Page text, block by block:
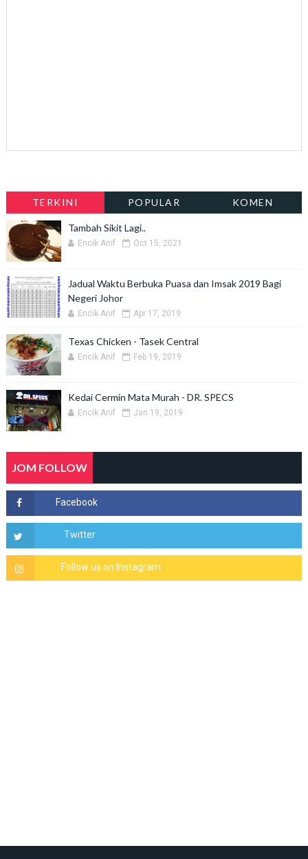
TERKINI POPULAR KOMEN
Tambah Sikit Lagi..
Encik Anif Oct 15, 2021
Jadual Waktu Berbuka Puasa dan Imsak 2019 Bagi
Negeri Johor
Encik Anif Apr 17, 2019
Texas Chicken - Tasek Central
Encik Anif Feb 19, 2019
Kedai Cermin Mata Murah - DR. SPECS
Encik Anif Jan 19, 2019
JOM FOLLOW